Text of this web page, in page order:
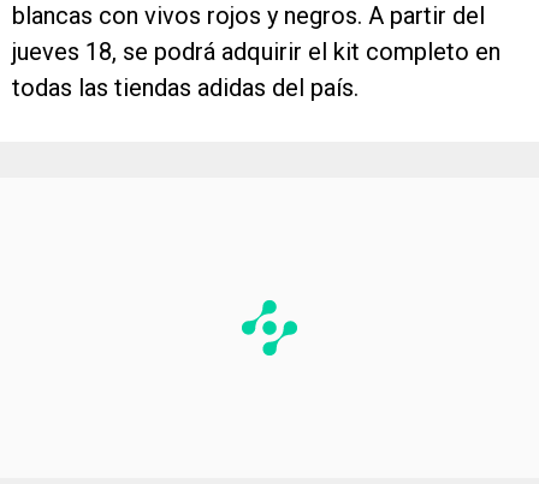
blancas con vivos rojos y negros. A partir del
jueves 18, se podrá adquirir el kit completo en
todas las tiendas adidas del país.